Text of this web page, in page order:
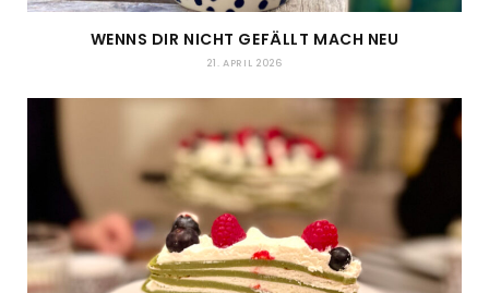
WENNS DIR NICHT GEFÄLLT MACH NEU
21. APRIL 2026